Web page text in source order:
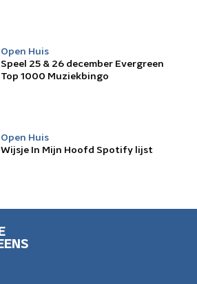
Open Huis
Speel 25 & 26 december Evergreen
Top 1000 Muziekbingo
Open Huis
Wijsje In Mijn Hoofd Spotify lijst